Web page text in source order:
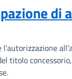
di
titolo